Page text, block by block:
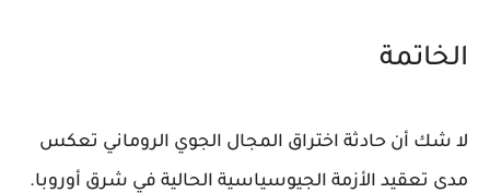
الخاتمة
لا شك أن حادثة اختراق المجال الجوي الروماني تعكس
مدى تعقيد الأزمة الجيوسياسية الحالية في شرق أوروبا.